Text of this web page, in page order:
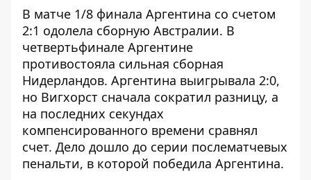
В матче 1/8 финала Аргентина со счетом
2:1 одолела сборную Австралии. В
четвертьфинале Аргентине
противостояла сильная сборная
Нидерландов. Аргентина выигрывала 2:0,
но Вигхорст сначала сократил разницу, а
на последних секундах
компенсированного времени сравнял
счет. Дело дошло до серии послематчевых
пенальти, в которой победила Аргентина.